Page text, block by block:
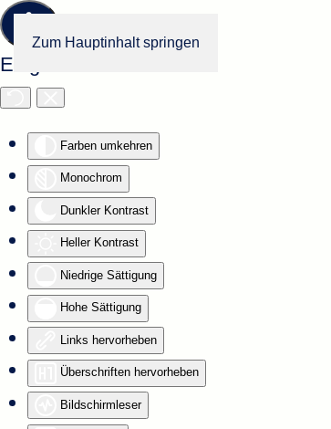
Eingabehilfen öffnen
Farben umkehren
Monochrom
Dunkler Kontrast
Heller Kontrast
Niedrige Sättigung
Hohe Sättigung
Links hervorheben
Überschriften hervorheben
Bildschirmleser
Zum Hauptinhalt springen